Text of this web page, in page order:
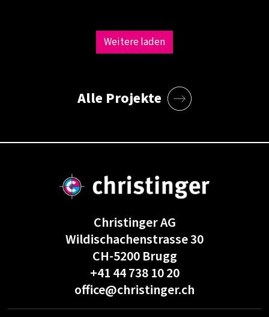
Weitere laden
Alle Projekte
Christinger AG
Wildischachenstrasse 30
CH-5200 Brugg
+41 44 738 10 20
office@christinger.ch